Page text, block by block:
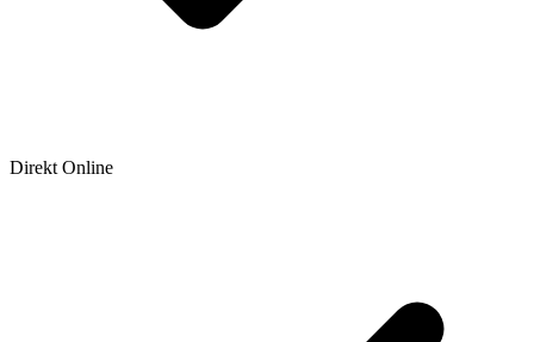
Direkt Online